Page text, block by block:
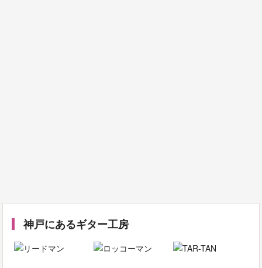
神戸にあるギター工房